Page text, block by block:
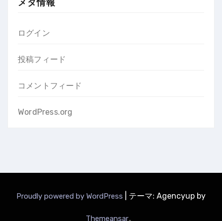
メタ情報
ログイン
投稿フィード
コメントフィード
WordPress.org
Proudly powered by WordPress テーマ: Agencyup by
Themeansar。